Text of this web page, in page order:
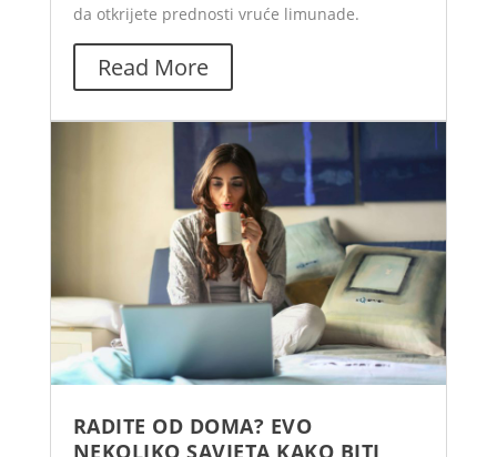
da otkrijete prednosti vruće limunade.
Read More
RADITE OD DOMA? EVO